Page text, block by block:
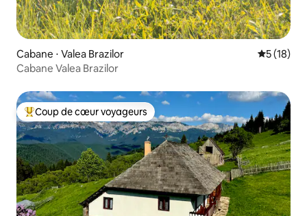
Cabane ⋅ Valea Brazilor
5 (18)
Cabane Valea Brazilor
Coups de cœur voyageurs les plus appréciés
Coup de cœur voyageurs